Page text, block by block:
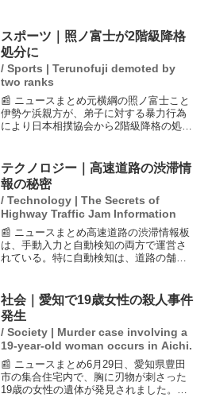
スポーツ｜照ノ富士が2階級降格
処分に
/ Sports | Terunofuji demoted by
two ranks
📰 ニュースまとめ元横綱の照ノ富士こと
伊勢ケ浜親方が、弟子に対する暴力行為
により日本相撲協会から2階級降格の処分
が相撲界に与える影響が懸念されていま
す。相撲界の倫理や指...
テクノロジー｜高速道路の渋滞情
報の秘密
/ Technology | The Secrets of
Highway Traffic Jam Information
📰 ニュースまとめ高速道路の渋滞情報板
は、手動入力と自動検知の両方で運営さ
れている。特に自動検知は、道路の舗装
これにより、行楽シーズンや交通量が多
い時期においても、正確...
社会｜愛知で19歳女性の殺人事件
発生
/ Society | Murder case involving a
19-year-old woman occurs in Aichi.
📰 ニュースまとめ6月29日、愛知県豊田
市の集合住宅内で、胸に刃物が刺さった
19歳の女性の遺体が発見されました。女